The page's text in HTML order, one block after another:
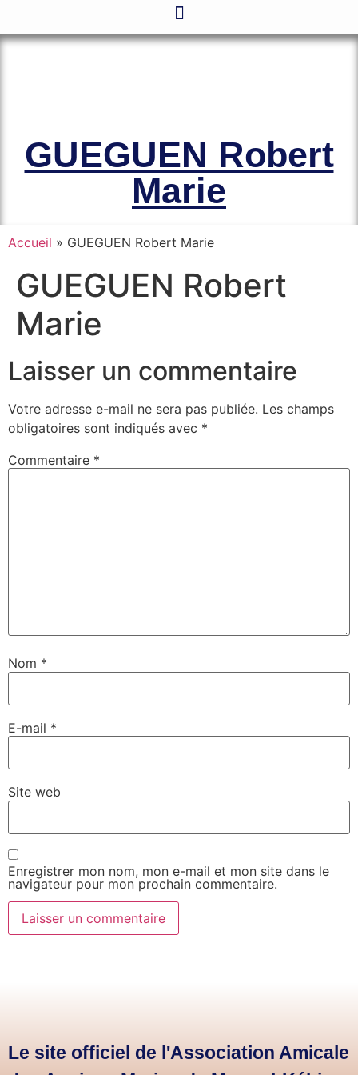
GUEGUEN Robert
Marie
Accueil » GUEGUEN Robert Marie
GUEGUEN Robert
Marie
Laisser un commentaire
Votre adresse e-mail ne sera pas publiée. Les champs
obligatoires sont indiqués avec *
Commentaire *
Nom *
E-mail *
Site web
Enregistrer mon nom, mon e-mail et mon site dans le
navigateur pour mon prochain commentaire.
Le site officiel de l'Association Amicale